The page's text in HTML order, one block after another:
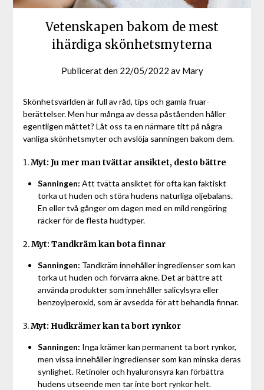
Vetenskapen bakom de mest
ihärdiga skönhetsmyterna
Publicerat den 22/05/2022 av Mary
Skönhetsvärlden är full av råd, tips och gamla fruar-
berättelser. Men hur många av dessa påståenden håller
egentligen måttet? Låt oss ta en närmare titt på några
vanliga skönhetsmyter och avslöja sanningen bakom dem.
1.Myt: Ju mer man tvättar ansiktet, desto bättre
Sanningen: Att tvätta ansiktet för ofta kan faktiskt
torka ut huden och störa hudens naturliga oljebalans.
En eller två gånger om dagen med en mild rengöring
räcker för de flesta hudtyper.
2.Myt: Tandkräm kan bota finnar
Sanningen: Tandkräm innehåller ingredienser som kan
torka ut huden och förvärra akne. Det är bättre att
använda produkter som innehåller salicylsyra eller
benzoylperoxid, som är avsedda för att behandla finnar.
3.Myt: Hudkrämer kan ta bort rynkor
Sanningen: Inga krämer kan permanent ta bort rynkor,
men vissa innehåller ingredienser som kan minska deras
synlighet. Retinoler och hyaluronsyra kan förbättra
hudens utseende men tar inte bort rynkor helt.